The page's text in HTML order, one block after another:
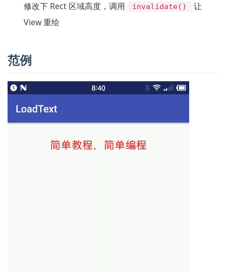
修改下 Rect 区域高度，调用
invalidate()
让
View 重绘
范例